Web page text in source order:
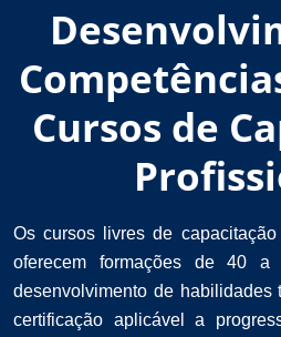
Cursos de
Os cursos livres de
oferecem formações de 40
desenvolvimento de habilidades
certificação aplicável a